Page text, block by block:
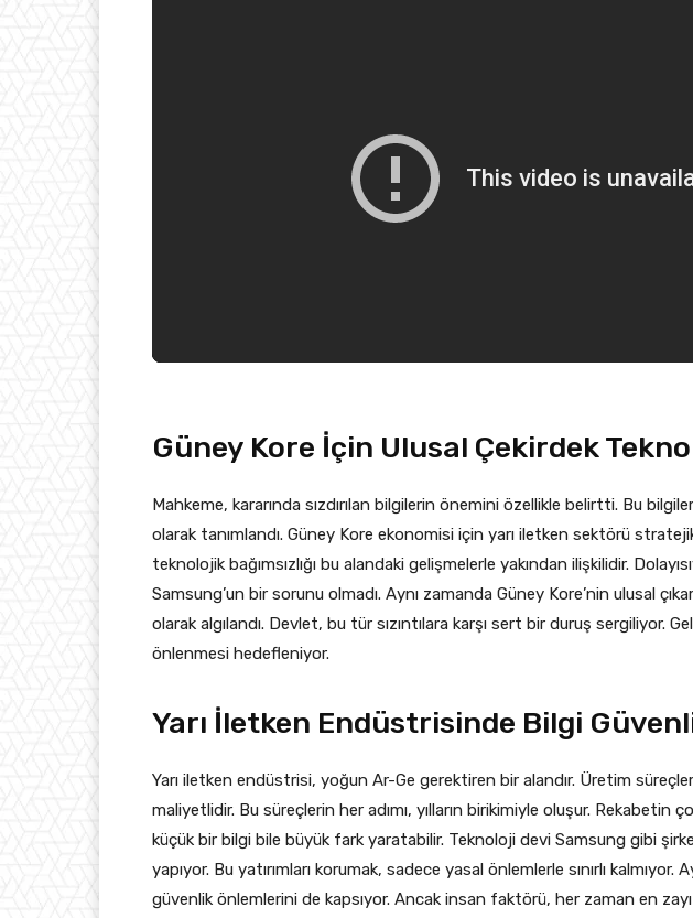
Güney Kore İçin Ulusal Çekirdek
Mahkeme, kararında sızdırılan bilgilerin önemini özellikle belirtti. Bu
olarak tanımlandı. Güney Kore ekonomisi için yarı iletken sektörü
teknolojik bağımsızlığı bu alandaki gelişmelerle yakından ilişkilidir.
Samsung’un bir sorunu olmadı. Aynı zamanda Güney Kore’nin ulusal
olarak algılandı. Devlet, bu tür sızıntılara karşı sert bir duruş sergiliyor.
önlenmesi hedefleniyor.
Yarı İletken Endüstrisinde Bilgi
Yarı iletken endüstrisi, yoğun Ar-Ge gerektiren bir alandır. Üretim
maliyetlidir. Bu süreçlerin her adımı, yılların birikimiyle oluşur. Rekabetin
küçük bir bilgi bile büyük fark yaratabilir. Teknoloji devi Samsung gibi
yapıyor. Bu yatırımları korumak, sadece yasal önlemlerle sınırlı
güvenlik önlemlerini de kapsıyor. Ancak insan faktörü, her zaman en